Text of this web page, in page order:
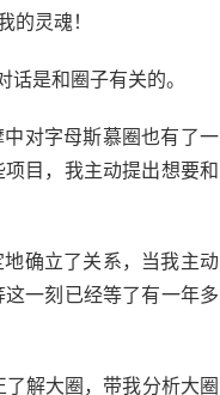
的灵魂！
是和圈子有关的。
对字母斯慕圈也有了一
目，我主动提出想要和
确立了关系，当我主动
一刻已经等了有一年多
解大圈，带我分析大圈